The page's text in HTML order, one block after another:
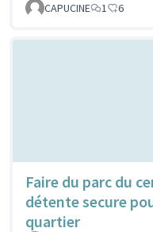
CAPUCINE 1 6
Faire du parc du
détente secure
quartier